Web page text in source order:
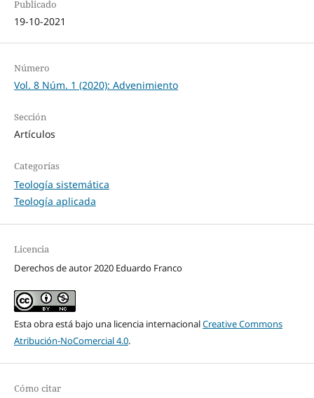
Publicado
19-10-2021
Número
Vol. 8 Núm. 1 (2020): Advenimiento
Sección
Artículos
Categorías
Teología sistemática
Teología aplicada
Licencia
Derechos de autor 2020 Eduardo Franco
Esta obra está bajo una licencia internacionalCreative Commons
Atribución-NoComercial 4.0.
Cómo citar